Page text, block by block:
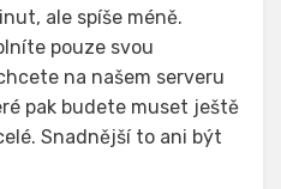
ale spíše méně.
pouze svou
na našem serveru
pak budete muset ještě
Snadnější to ani být